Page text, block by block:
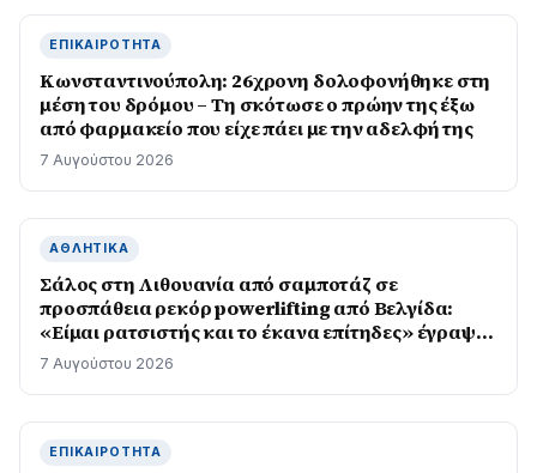
ΕΠΙΚΑΙΡΌΤΗΤΑ
Κωνσταντινούπολη: 26χρονη δολοφονήθηκε στη
μέση του δρόμου – Τη σκότωσε ο πρώην της έξω
από φαρμακείο που είχε πάει με την αδελφή της
7 Αυγούστου 2026
ΑΘΛΗΤΙΚΆ
Σάλος στη Λιθουανία από σαμποτάζ σε
προσπάθεια ρεκόρ powerlifting από Βελγίδα:
«Είμαι ρατσιστής και το έκανα επίτηδες» έγραψε
ο δράστης
7 Αυγούστου 2026
ΕΠΙΚΑΙΡΌΤΗΤΑ